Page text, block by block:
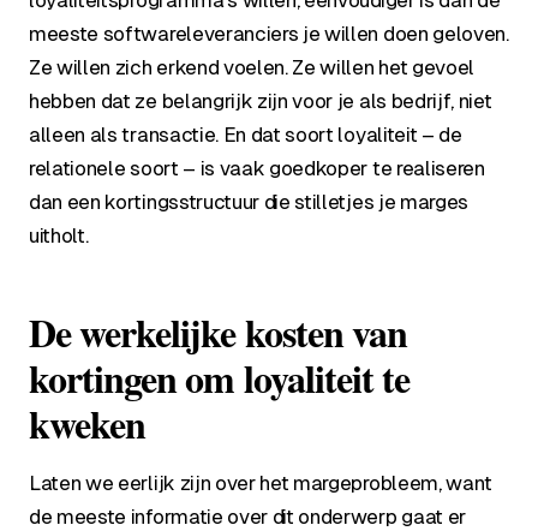
meeste softwareleveranciers je willen doen geloven.
Ze willen zich erkend voelen. Ze willen het gevoel
hebben dat ze belangrijk zijn voor je als bedrijf, niet
alleen als transactie. En dat soort loyaliteit – de
relationele soort – is vaak goedkoper te realiseren
dan een kortingsstructuur die stilletjes je marges
uitholt.
De werkelijke kosten van
kortingen om loyaliteit te
kweken
Laten we eerlijk zijn over het margeprobleem, want
de meeste informatie over dit onderwerp gaat er